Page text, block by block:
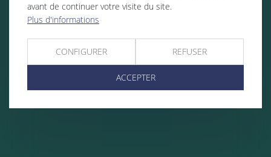
avant de continuer votre visite du site.
Plus d'informations
CONFIGURER REFUSER
ACCEPTER